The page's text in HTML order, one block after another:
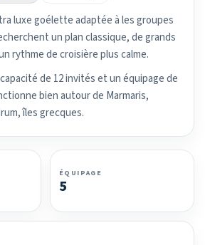
luxe goélette adaptée à les groupes
un plan classique, de grands
rythme de croisière plus calme.
de 12 invités et un équipage de
bien autour de Marmaris,
îles grecques.
ÉQUIPAGE
5